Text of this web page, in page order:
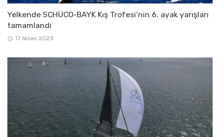
Yelkende SCHÜCO-BAYK Kış Trofesi’nin 6. ayak yarışları
tamamlandı
17 Nisan 2023